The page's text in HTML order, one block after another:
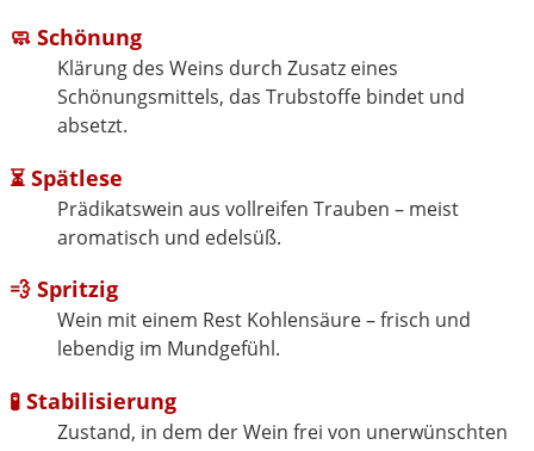
🧼 Schönung
Klärung des Weins durch Zusatz eines
Schönungsmittels, das Trubstoffe bindet und
absetzt.
⏳ Spätlese
Prädikatswein aus vollreifen Trauben – meist
aromatisch und edelsüß.
💨 Spritzig
Wein mit einem Rest Kohlensäure – frisch und
lebendig im Mundgefühl.
🧪 Stabilisierung
Zustand, in dem der Wein frei von unerwünschten